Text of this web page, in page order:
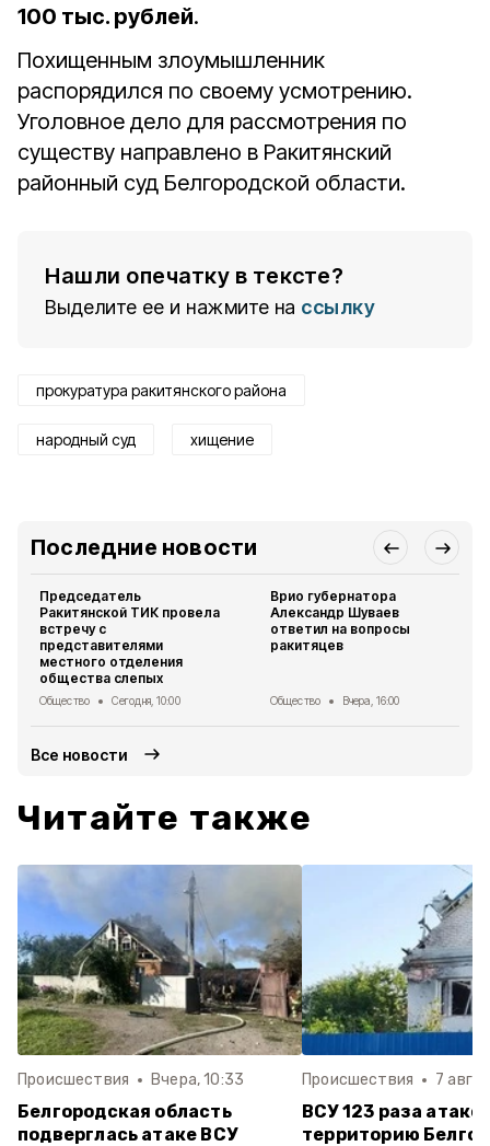
100 тыс. рублей.
Похищенным злоумышленник
распорядился по своему усмотрению.
Уголовное дело для рассмотрения по
существу направлено в Ракитянский
районный суд Белгородской области.
Нашли опечатку в тексте?
Выделите ее и нажмите на ссылку
прокуратура ракитянского района
народный суд хищение
Последние новости
Председатель
Ракитянской ТИК провела
встречу с
представителями
местного отделения
общества слепых
Общество Сегодня, 10:00
Врио губернатора
Александр Шуваев
ответил на вопросы
ракитяцев
Общество Вчера, 16:00
Все новости
Читайте также
Происшествия Вчера, 10:33
Белгородская область
подверглась атаке ВСУ
Происшествия 7
ВСУ 123 раза
территорию